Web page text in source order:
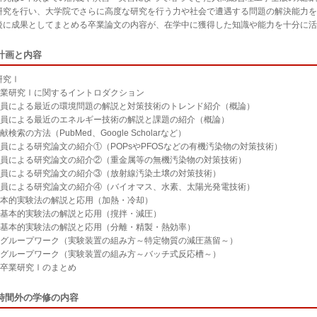
究を行い、大学院でさらに高度な研究を行う力や社会で遭遇する問題の解決能力
に成果としてまとめる卒業論文の内容が、在学中に獲得した知識や能力を十分に
画と内容
究Ⅰ
研究Ⅰに関するイントロダクション
による最近の環境問題の解説と対策技術のトレンド紹介（概論）
による最近のエネルギー技術の解説と課題の紹介（概論）
検索の方法（PubMed、Google Scholarなど）
による研究論文の紹介①（POPsやPFOSなどの有機汚染物の対策技術）
による研究論文の紹介②（重金属等の無機汚染物の対策技術）
による研究論文の紹介③（放射線汚染土壌の対策技術）
による研究論文の紹介④（バイオマス、水素、太陽光発電技術）
的実験法の解説と応用（加熱・冷却）
本的実験法の解説と応用（撹拌・減圧）
本的実験法の解説と応用（分離・精製・熱効率）
ループワーク（実験装置の組み方～特定物質の減圧蒸留～）
ループワーク（実験装置の組み方～バッチ式反応槽～）
業研究Ⅰのまとめ
間外の学修の内容